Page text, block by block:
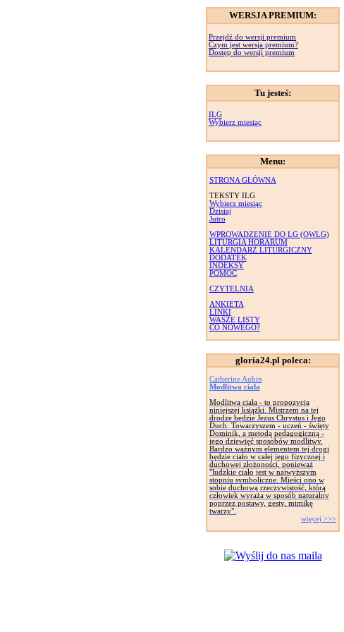
WERSJA PREMIUM:
Przejdź do wersji premium
Czym jest wersja premium?
Dostęp do wersji premium
Tu jesteś:
ILG
Wybierz miesiąc
Menu:
STRONA GŁÓWNA
TEKSTY ILG
Wybierz miesiąc
Dzisiaj
Jutro
WPROWADZENIE DO LG (OWLG)
LITURGIA HORARUM
KALENDARZ LITURGICZNY
DODATEK
INDEKSY
POMOC
CZYTELNIA
ANKIETA
LINKI
WASZE LISTY
CO NOWEGO?
gloria24.pl poleca:
Catherine Aubin
Modlitwa ciała
Modlitwa ciała - to propozycja
niniejszej książki. Mistrzem na tej
drodze będzie Jezus Chrystus i Jego
Duch. Towarzyszem - uczeń - święty
Dominik, a metodą pedagogiczną -
jego dziewięć sposobów modlitwy.
Bardzo ważnym elementem tej drogi
będzie ciało w całej jego fizycznej i
duchowej złożoności, ponieważ
"ludzkie ciało jest w najwyższym
stopniu symboliczne. Mieści ono w
sobie duchową rzeczywistość, którą
człowiek wyraża w sposób naturalny
poprzez postawy, gesty, mimikę
twarzy".
więcej >>>